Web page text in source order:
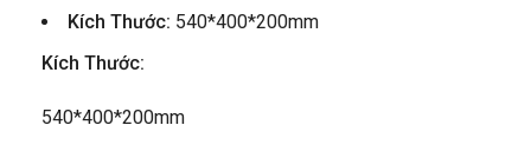
Kích Thước: 540*400*200mm
Kích Thước:
540*400*200mm